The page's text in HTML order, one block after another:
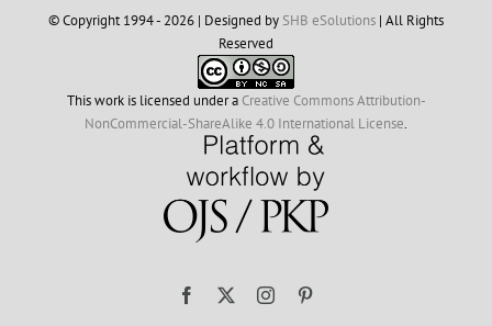
© Copyright 1994 - 2026 | Designed by SHB eSolutions | All Rights
Reserved
This work is licensed under a Creative Commons Attribution-
NonCommercial-ShareAlike 4.0 International License.
Facebook Instagram